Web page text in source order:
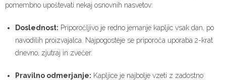
pomembno upoštevati nekaj osnovnih nasvetov:
Doslednost: Priporočljivo je redno jemanje kapljic vsak dan, po
navodilih proizvajalca. Najpogosteje se priporoča uporaba 2-krat
dnevno, zjutraj in zvečer.
Pravilno odmerjanje: Kapljice je najbolje vzeti z zadostno